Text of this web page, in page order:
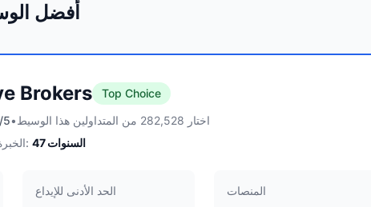
أفضل
Brokers
Top Choice
/5•
اختار 282,528 من المتداولين هذا الوسيط
الخبرة: 47 السنوات
الحد الأدنى للإيداع
المنصات